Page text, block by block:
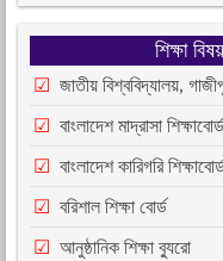
শিক্ষা
জাতীয় বিশ্ববিদ্যালয়,
বাংলাদেশ মাদ্রাসা শিক্ষাবোর্ড
বাংলাদেশ কারিগরি
বরিশাল শিক্ষা বোর্ড
আনুষ্ঠানিক শিক্ষা ব্যুরো